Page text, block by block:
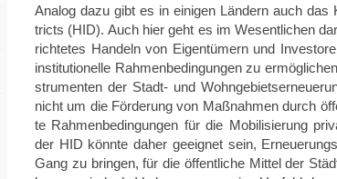
Ana­log dazu gibt es in ei­ni­gen Län­dern auch
tricts (HID). Auch hier geht es im We­sent­li­chen
rich­te­tes Han­deln von Ei­gen­tü­mern und
in­sti­tu­tio­nel­le Rah­men­be­din­gun­gen zu
stru­men­ten der Stadt- und
nicht um die För­de­rung von Maß­nah­men durch
te Rah­men­be­din­gun­gen für die Mo­bi­li­sie­rung
der HID könn­te daher ge­eig­net sein,
Gang zu brin­gen, für die öf­fent­li­che Mit­tel der